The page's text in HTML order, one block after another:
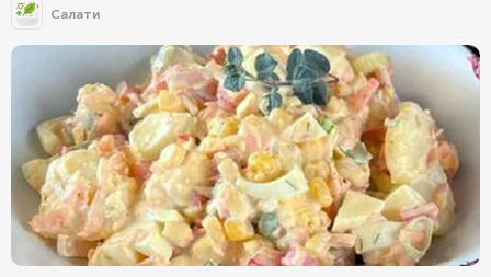
Салати